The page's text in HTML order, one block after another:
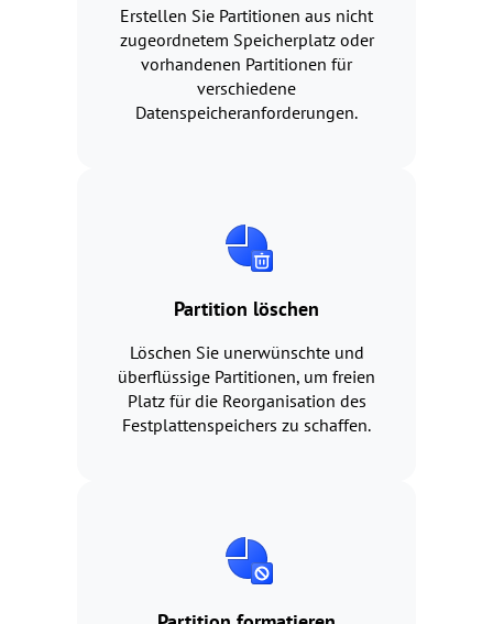
Erstellen Sie Partitionen aus nicht
zugeordnetem Speicherplatz oder
vorhandenen Partitionen für
verschiedene
Datenspeicheranforderungen.
Partition löschen
Löschen Sie unerwünschte und
überflüssige Partitionen, um freien
Platz für die Reorganisation des
Festplattenspeichers zu schaffen.